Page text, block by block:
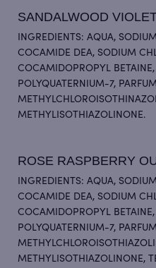
SANDALWOOD
INGREDIENTS: AQUA,
COCAMIDE DEA, SODIUM
COCAMIDOPROPYL
POLYQUATERNIUM-7,
METHYLISOTHIAZOLINONE.
ROSE RASPBERRY
INGREDIENTS: AQUA,
COCAMIDE DЕА, SODIUM
COCAMIDOPROPYL
POLYQUATERNIUM-7,
METHYLISOTHIAZOLINONE,